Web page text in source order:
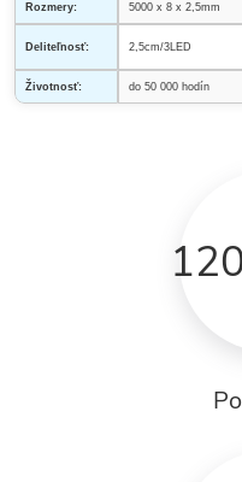
Rozmery: 5000 x 8 x 2,5mm
Deliteľnosť: 2,5cm/3LED
Životnosť: do 50 000 hodín